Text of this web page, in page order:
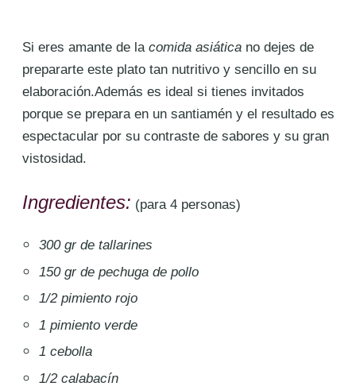
Si eres amante de lacomida asiática no dejes de
prepararte este plato tan nutritivo y sencillo en su
elaboración.Además es ideal si tienes invitados
porque se prepara en un santiamén y el resultado es
espectacular por su contraste de sabores y su gran
vistosidad.
Ingredientes: (para 4 personas)
300 gr de tallarines
150 gr de pechuga de pollo
1/2 pimiento rojo
1 pimiento verde
1 cebolla
1/2 calabacín